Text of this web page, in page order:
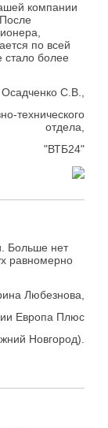
компании
по всей
более
Осадченко С.В.,
технического
отдела,
"ВТБ24"
Больше нет
равномерно
Любезнова,
Европа Плюс
Новгород).